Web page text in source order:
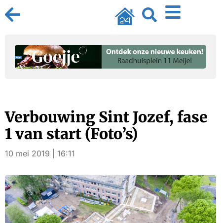
Verbouwing Sint Jozef, fase
1 van start (Foto’s)
10 mei 2019 | 16:11